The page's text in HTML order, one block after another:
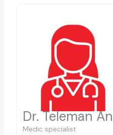
Dr. Teleman
Medic specialist